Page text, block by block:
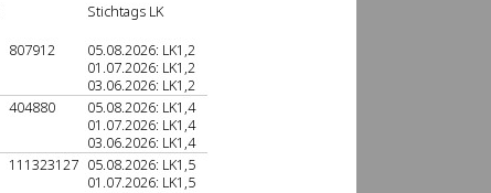
Stichtags LK
807912
05.08.2026: LK1,2
01.07.2026: LK1,2
03.06.2026: LK1,2
404880
05.08.2026: LK1,4
01.07.2026: LK1,4
03.06.2026: LK1,4
111323127 05.08.2026: LK1,5
01.07.2026: LK1,5